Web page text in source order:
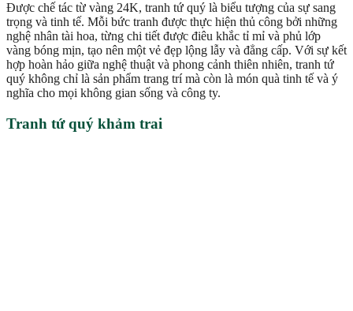
Được chế tác từ vàng 24K, tranh tứ quý là biểu tượng của sự sang
trọng và tinh tế. Mỗi bức tranh được thực hiện thủ công bởi những
nghệ nhân tài hoa, từng chi tiết được điêu khắc tỉ mỉ và phủ lớp
vàng bóng mịn, tạo nên một vẻ đẹp lộng lẫy và đẳng cấp. Với sự kết
hợp hoàn hảo giữa nghệ thuật và phong cảnh thiên nhiên, tranh tứ
quý không chỉ là sản phẩm trang trí mà còn là món quà tinh tế và ý
nghĩa cho mọi không gian sống và công ty.
Tranh tứ quý khảm trai